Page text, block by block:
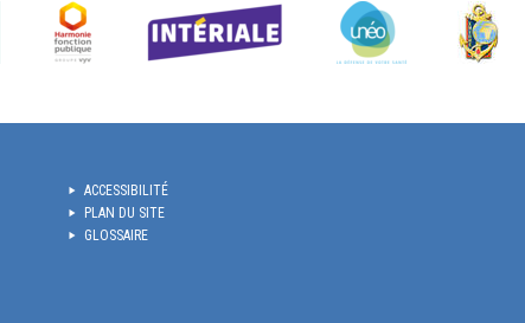
ACCESSIBILITÉ
PLAN DU SITE
GLOSSAIRE